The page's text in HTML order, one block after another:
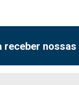
receber